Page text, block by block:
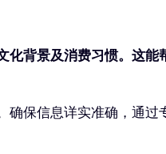
背景及消费习惯。这
保信息详实准确，通